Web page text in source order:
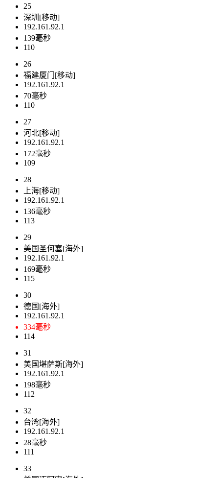
25
深圳[移动]
192.161.92.1
139毫秒
110
26
福建厦门[移动]
192.161.92.1
70毫秒
110
27
河北[移动]
192.161.92.1
172毫秒
109
28
上海[移动]
192.161.92.1
136毫秒
113
29
美国圣何塞[海外]
192.161.92.1
169毫秒
115
30
德国[海外]
192.161.92.1
334毫秒
114
31
美国堪萨斯[海外]
192.161.92.1
198毫秒
112
32
台湾[海外]
192.161.92.1
28毫秒
111
33